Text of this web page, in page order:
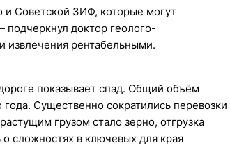
и Советской ЗИФ, которые могут
доктор геолого-
извлечения рентабельными.
показывает спад. Общий объём
Существенно сократились перевозки
грузом стало зерно, отгрузка
о сложностях в ключевых для края